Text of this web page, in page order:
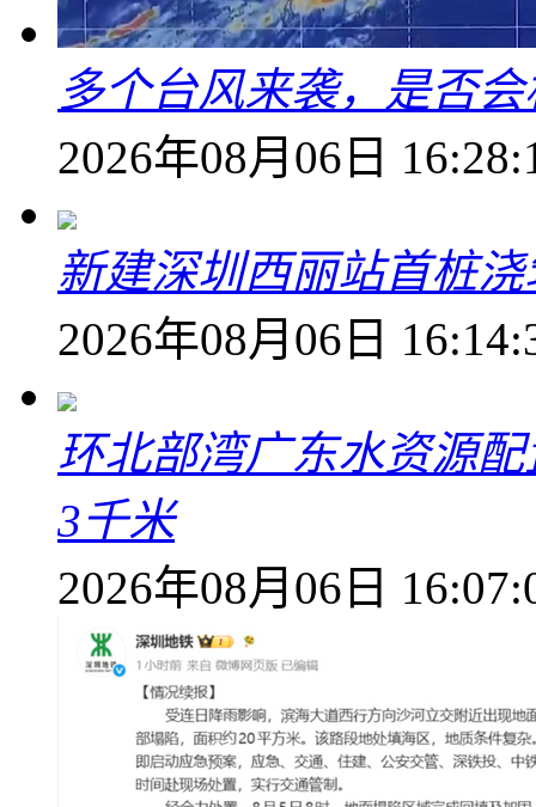
多个台风来袭，是否
2026年08月06日
新建深圳西丽站首桩
2026年08月06日
环北部湾广东水资源
3千米
2026年08月06日